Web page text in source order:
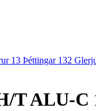
13 Þéttingar 132
T ALU-C